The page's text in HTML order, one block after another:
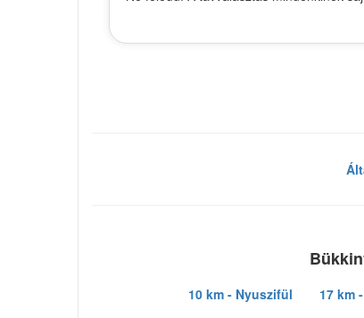
10 km - Nyuszifül 17 km